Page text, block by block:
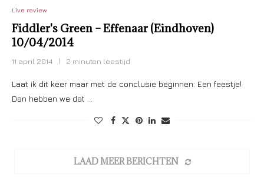
Live review
Fiddler's Green – Effenaar (Eindhoven)
10/04/2014
11 april 2014 2 minuten leestijd
Laat ik dit keer maar met de conclusie beginnen: Een feestje!
Dan hebben we dat …
LAAD MEER BERICHTEN